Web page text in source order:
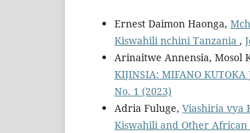
Ernest Daimon Haonga,
Kiswahili nchini Tanzania ,
Arinaitwe Annensia, Mosol
KIJINSIA: MIFANO
No. 1 (2023)
Adria Fuluge, Viashiria vya
Kiswahili and Other African